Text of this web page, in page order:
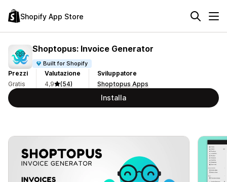
Shopify App Store
Shoptopus: Invoice Generator
Built for Shopify
Prezzi
Gratis
Valutazione
4,9
(54)
Sviluppatore
Shoptopus Apps
Installa